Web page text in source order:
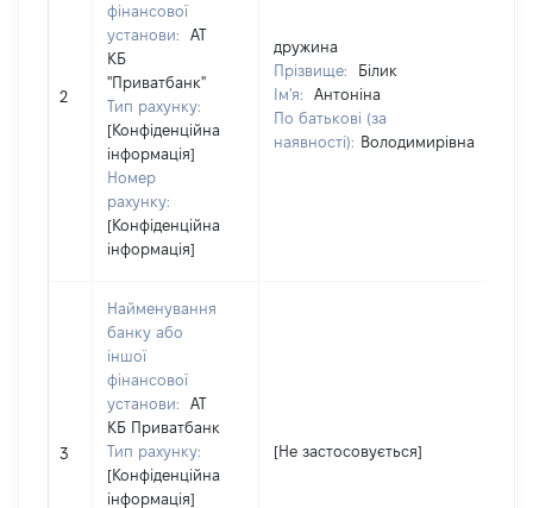
2
фінансової
установи:
АТ
КБ
"Приватбанк"
Тип рахунку:
[Конфіденційна
інформація]
Номер
рахунку:
[Конфіденційна
інформація]
дружина
Прізвище:
Білик
Ім'я:
Антоніна
По батькові (за
наявності): Володимирівна
3
Найменування
банку або
іншої
фінансової
установи:
АТ
КБ Приватбанк
Тип рахунку:
[Конфіденційна
інформація]
[Не застосовується]